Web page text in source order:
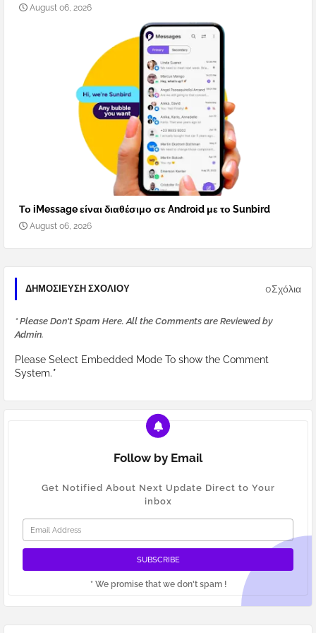
August 06, 2026
Το iMessage είναι διαθέσιμο σε Android με το Sunbird
August 06, 2026
ΔΗΜΟΣΊΕΥΣΗ ΣΧΟΛΊΟΥ 0Σχόλια
* Please Don't Spam Here. All the Comments are Reviewed by
Admin.
Please Select Embedded Mode To show the Comment
System.*
Follow by Email
Get Notified About Next Update Direct to Your
inbox
* We promise that we don't spam !